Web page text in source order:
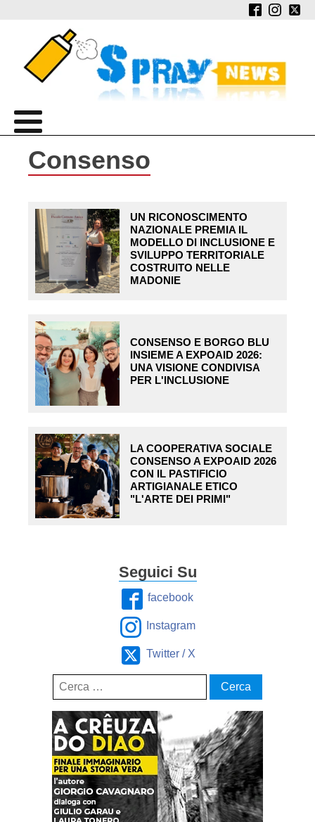
Consenso
UN RICONOSCIMENTO
NAZIONALE PREMIA IL
MODELLO DI INCLUSIONE E
SVILUPPO TERRITORIALE
COSTRUITO NELLE
MADONIE
CONSENSO E BORGO BLU
INSIEME A EXPOAID 2026:
UNA VISIONE CONDIVISA
PER L'INCLUSIONE
LA COOPERATIVA SOCIALE
CONSENSO A EXPOAID 2026
CON IL PASTIFICIO
ARTIGIANALE ETICO
"L'ARTE DEI PRIMI"
Seguici Su
facebook
Instagram
Twitter / X
Ricerca
per: